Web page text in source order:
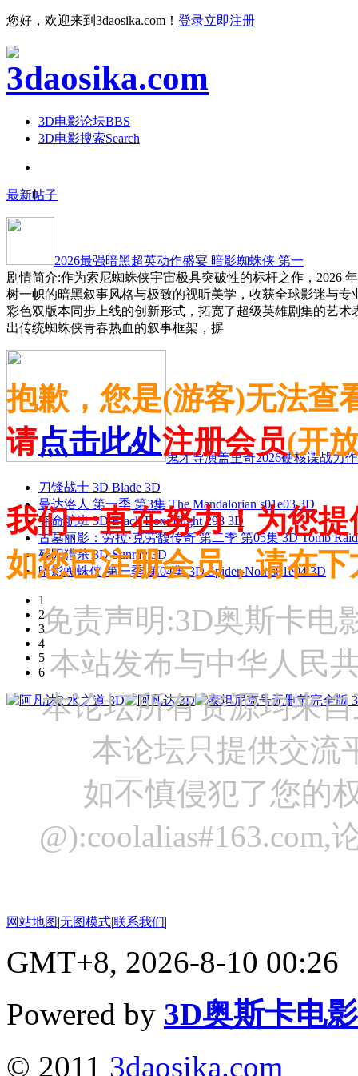
您好，欢迎来到3daosika.com！ 登录立即注册
3D电影论坛BBS
3D电影搜索Search
最新帖子
2026最强暗黑超英动作盛宴 暗影蜘蛛侠 第一
剧情简介:作为索尼蜘蛛侠宇宙极具突破性的标杆之作，2026
树一帜的暗黑叙事风格与极致的视听美学，收获全球影迷与
彩色双版本同步上线的创新形式，拓宽了超级英雄剧集的艺
出传统蜘蛛侠青春热血的叙事框架，摒
鬼才导演盖里奇2026硬核谍战力
刀锋战士 3D Blade 3D
曼达洛人 第一季 第3集 The Mandalorian s01e03 3D
夺命航班 3D Black Box: Flight 298 3D
古墓丽影：劳拉·克劳馥传奇 第二季 第05集 3D Tomb
残阳猎杀 3D Sunray 3D
暗影蜘蛛侠 第一季 第04集 3D Spider-Noir s01e04 3D
1
2
3
4
5
6
抱歉，您是(游客)无法查
请点击此处注册会员(开
我们一直在努力！为您
如您已注册会员，请在
免责声明:3D奥斯卡电
本站发布与中华人民
本论坛所有资源均来
本论坛只提供交流
如不慎侵犯了您的
网站地图|无图模式|联系我们|
GMT+8, 2026-8-10 00:26
Powered by 3D奥斯卡电
© 2011 3daosika.com